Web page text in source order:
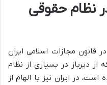
نظام حقوقی
قانون مجازات اسلامی ایران
از دیرباز در بسیاری از نظام
در ایران نیز با الهام از